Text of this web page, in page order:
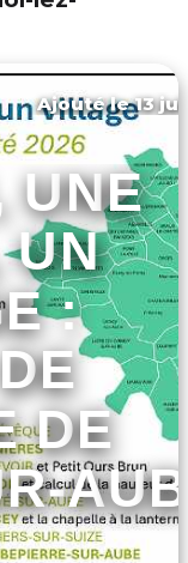
Ajouté le 13
UNE
UN
:
DE